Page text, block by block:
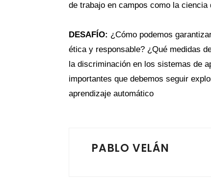
de trabajo en campos como la
DESAFÍO: ¿Cómo podemos
ética y responsable? ¿Qué medidas
la discriminación en los sistemas de
importantes que debemos seguir
aprendizaje automático
PABLO VELÁN